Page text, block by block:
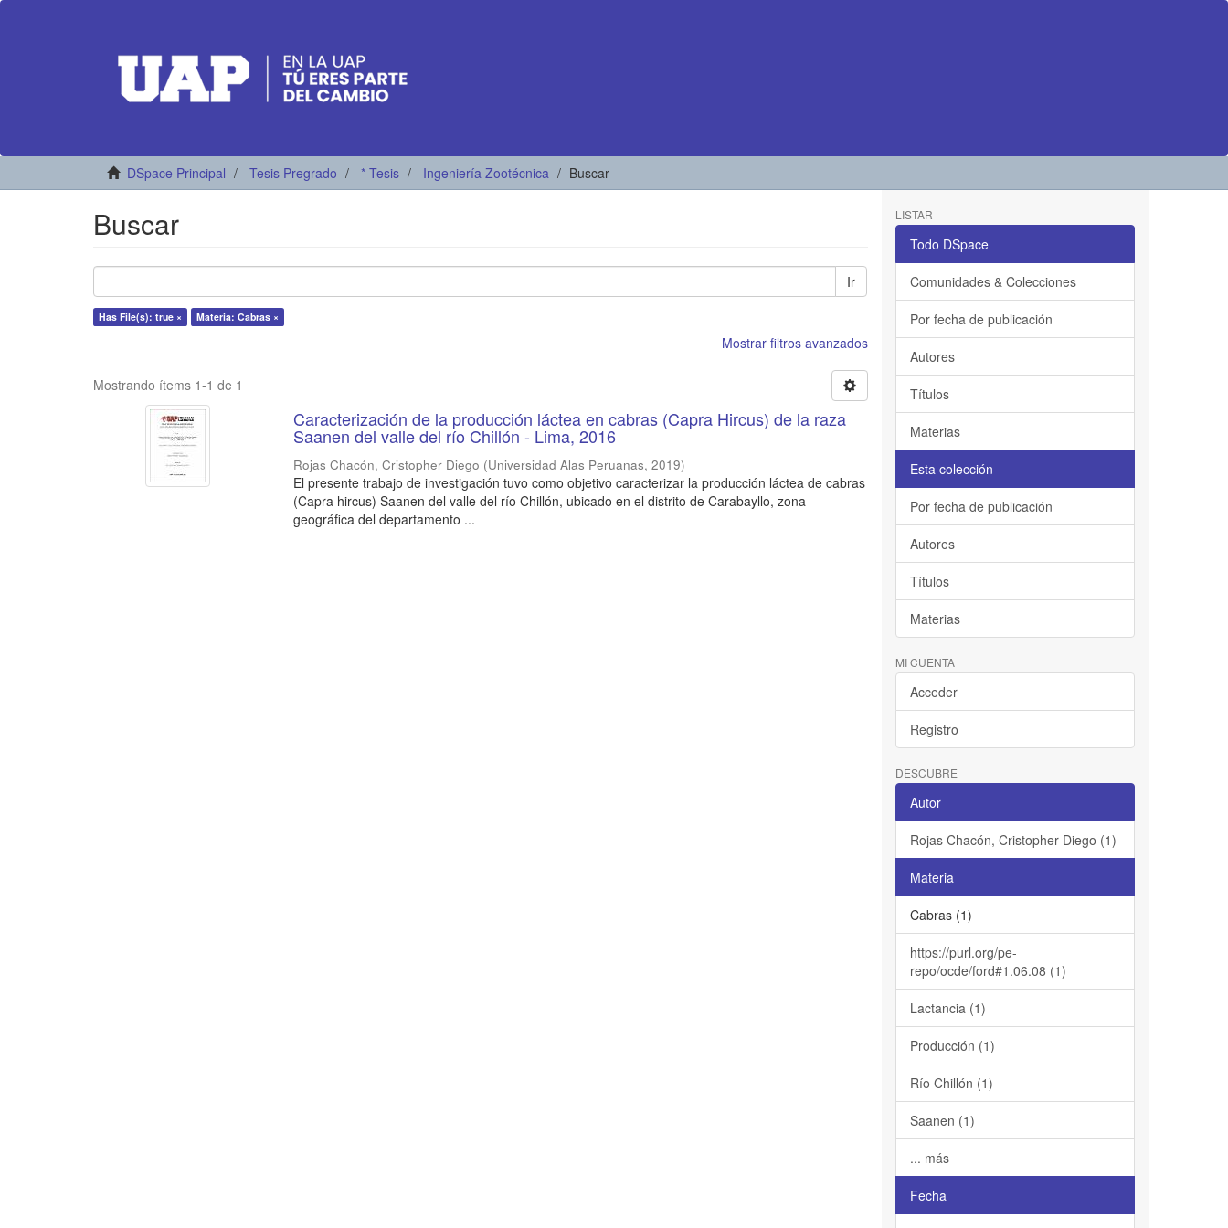
DSpace Principal Tesis Pregrado * Tesis Ingeniería Zootécnica Buscar
Buscar
Ir
Has File(s): true × Materia: Cabras ×
Mostrar filtros avanzados
Mostrando ítems 1-1 de 1
Caracterización de la producción láctea en cabras (Capra Hircus) de la raza
Saanen del valle del río Chillón - Lima, 2016
Rojas Chacón, Cristopher Diego (Universidad Alas Peruanas,2019)
El presente trabajo de investigación tuvo como objetivo caracterizar la producción láctea de cabras
(Capra hircus) Saanen del valle del río Chillón, ubicado en el distrito de Carabayllo, zona
geográfica del departamento ...
LISTAR
Todo DSpace
Comunidades & Colecciones
Por fecha de publicación
Autores
Títulos
Materias
Esta colección
Por fecha de publicación
Autores
Títulos
Materias
MI CUENTA
Acceder
Registro
DESCUBRE
Autor
Rojas Chacón, Cristopher Diego (1)
Materia
Cabras (1)
https://purl.org/pe-
repo/ocde/ford#1.06.08 (1)
Lactancia (1)
Producción (1)
Río Chillón (1)
Saanen (1)
... más
Fecha